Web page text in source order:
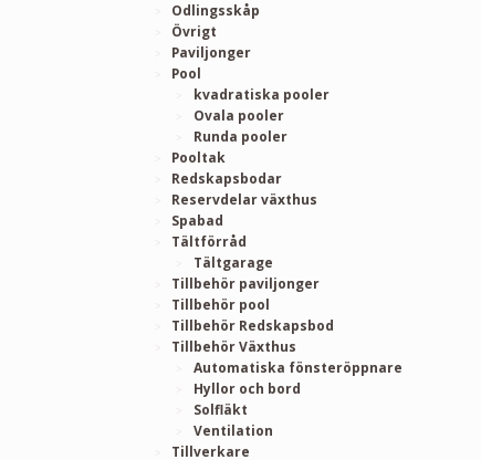
Odlingsskåp
Övrigt
Paviljonger
Pool
kvadratiska pooler
Ovala pooler
Runda pooler
Pooltak
Redskapsbodar
Reservdelar växthus
Spabad
Tältförråd
Tältgarage
Tillbehör paviljonger
Tillbehör pool
Tillbehör Redskapsbod
Tillbehör Växthus
Automatiska fönsteröppnare
Hyllor och bord
Solfläkt
Ventilation
Tillverkare